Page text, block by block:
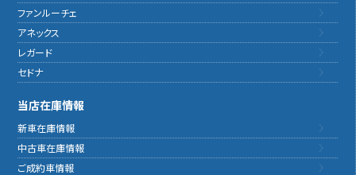
ファンルーチェ
アネックス
レガード
セドナ
当店在庫情報
新車在庫情報
中古車在庫情報
ご成約車情報